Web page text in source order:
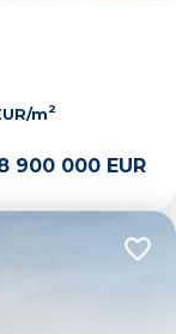
m2
900 000 EUR